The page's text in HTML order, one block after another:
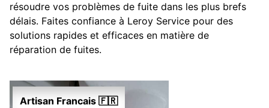
résoudre vos problèmes de fuite dans les plus brefs
délais. Faites confiance à Leroy Service pour des
solutions rapides et efficaces en matière de
réparation de fuites.
Artisan Francais 🇫🇷